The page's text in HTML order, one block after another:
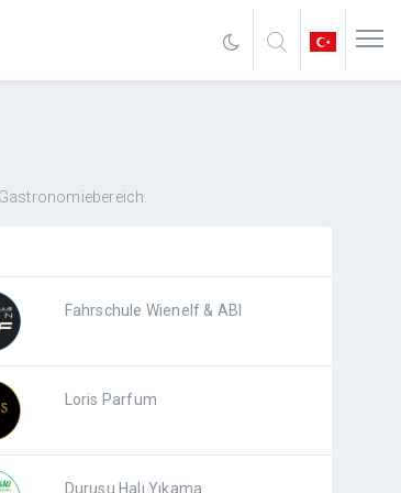
Fahrschule Wienelf & ABI
Loris Parfum
Durusu Halı Yıkama